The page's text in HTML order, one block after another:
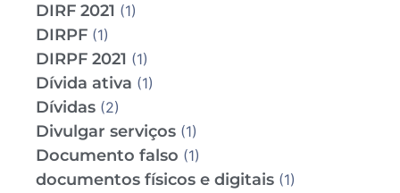
DIRF 2021 (1)
DIRPF (1)
DIRPF 2021 (1)
Dívida ativa (1)
Dívidas (2)
Divulgar serviços (1)
Documento falso (1)
documentos físicos e digitais (1)